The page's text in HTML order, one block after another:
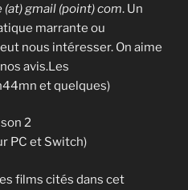
gmail (point) com. Un
marrante ou
nous intéresser. On aime
avis.Les
et quelques)
2
PC et Switch)
films cités dans cet